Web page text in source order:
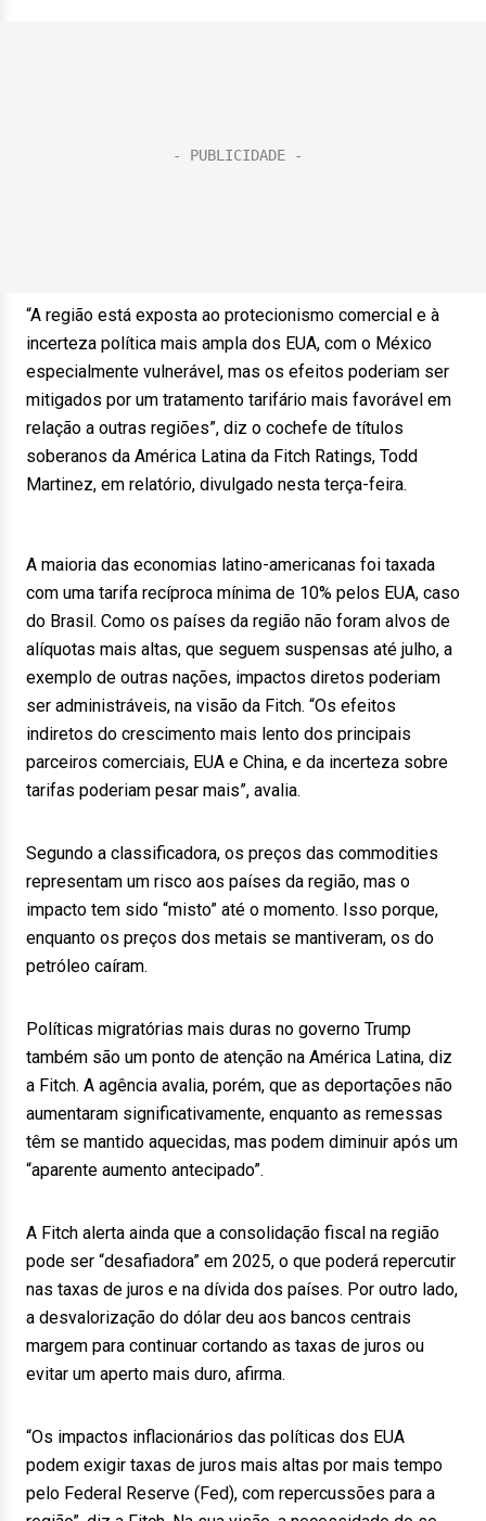
“A região está exposta ao protecionismo comercial e à
incerteza política mais ampla dos EUA, com o México
especialmente vulnerável, mas os efeitos poderiam ser
mitigados por um tratamento tarifário mais favorável em
relação a outras regiões”, diz o cochefe de títulos
soberanos da América Latina da Fitch Ratings, Todd
Martinez, em relatório, divulgado nesta terça-feira.
A maioria das economias latino-americanas foi taxada
com uma tarifa recíproca mínima de 10% pelos EUA, caso
do Brasil. Como os países da região não foram alvos de
alíquotas mais altas, que seguem suspensas até julho, a
exemplo de outras nações, impactos diretos poderiam
ser administráveis, na visão da Fitch. “Os efeitos
indiretos do crescimento mais lento dos principais
parceiros comerciais, EUA e China, e da incerteza sobre
tarifas poderiam pesar mais”, avalia.
Segundo a classificadora, os preços das commodities
representam um risco aos países da região, mas o
impacto tem sido “misto” até o momento. Isso porque,
enquanto os preços dos metais se mantiveram, os do
petróleo caíram.
Políticas migratórias mais duras no governo Trump
também são um ponto de atenção na América Latina, diz
a Fitch. A agência avalia, porém, que as deportações não
aumentaram significativamente, enquanto as remessas
têm se mantido aquecidas, mas podem diminuir após um
“aparente aumento antecipado”.
A Fitch alerta ainda que a consolidação fiscal na região
pode ser “desafiadora” em 2025, o que poderá repercutir
nas taxas de juros e na dívida dos países. Por outro lado,
a desvalorização do dólar deu aos bancos centrais
margem para continuar cortando as taxas de juros ou
evitar um aperto mais duro, afirma.
“Os impactos inflacionários das políticas dos EUA
podem exigir taxas de juros mais altas por mais tempo
pelo Federal Reserve (Fed), com repercussões para a